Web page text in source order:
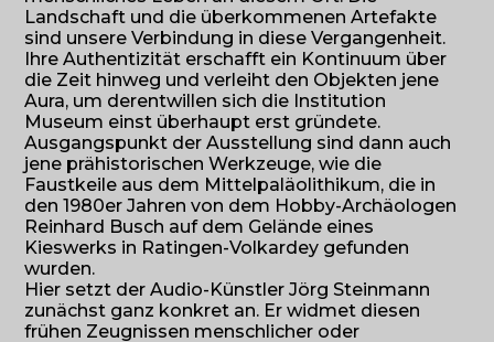
Landschaft und die überkommenen Artefakte
sind unsere Verbindung in diese Vergangenheit.
Ihre Authentizität erschafft ein Kontinuum über
die Zeit hinweg und verleiht den Objekten jene
Aura, um derentwillen sich die Institution
Museum einst überhaupt erst gründete.
Ausgangspunkt der Ausstellung sind dann auch
jene prähistorischen Werkzeuge, wie die
Faustkeile aus dem Mittelpaläolithikum, die in
den 1980er Jahren von dem Hobby-Archäologen
Reinhard Busch auf dem Gelände eines
Kieswerks in Ratingen-Volkardey gefunden
wurden.
Hier setzt der Audio-Künstler Jörg Steinmann
zunächst ganz konkret an. Er widmet diesen
frühen Zeugnissen menschlicher oder